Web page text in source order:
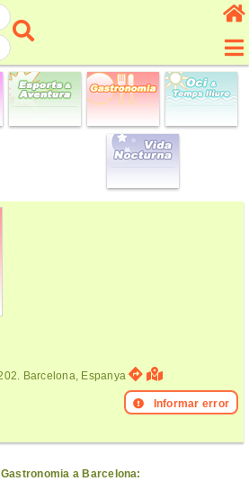
Barcelona, Espanya
Informar error
a Barcelona: